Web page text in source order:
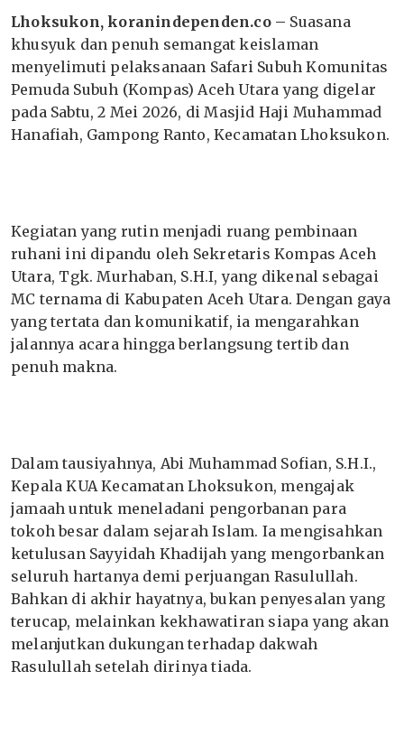
Lhoksukon, koranindependen.co – Suasana
khusyuk dan penuh semangat keislaman
menyelimuti pelaksanaan Safari Subuh Komunitas
Pemuda Subuh (Kompas) Aceh Utara yang digelar
pada Sabtu, 2 Mei 2026, di Masjid Haji Muhammad
Hanafiah, Gampong Ranto, Kecamatan Lhoksukon.
Kegiatan yang rutin menjadi ruang pembinaan
ruhani ini dipandu oleh Sekretaris Kompas Aceh
Utara, Tgk. Murhaban, S.H.I, yang dikenal sebagai
MC ternama di Kabupaten Aceh Utara. Dengan gaya
yang tertata dan komunikatif, ia mengarahkan
jalannya acara hingga berlangsung tertib dan
penuh makna.
Dalam tausiyahnya, Abi Muhammad Sofian, S.H.I.,
Kepala KUA Kecamatan Lhoksukon, mengajak
jamaah untuk meneladani pengorbanan para
tokoh besar dalam sejarah Islam. Ia mengisahkan
ketulusan Sayyidah Khadijah yang mengorbankan
seluruh hartanya demi perjuangan Rasulullah.
Bahkan di akhir hayatnya, bukan penyesalan yang
terucap, melainkan kekhawatiran siapa yang akan
melanjutkan dukungan terhadap dakwah
Rasulullah setelah dirinya tiada.